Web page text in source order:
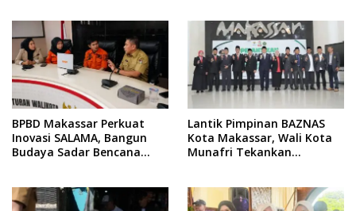
BPBD Makassar Perkuat
Inovasi SALAMA, Bangun
Budaya Sadar Bencana
Lantik Pimpinan BAZNAS
Kota Makassar, Wali Kota
Munafri Tekankan
Data